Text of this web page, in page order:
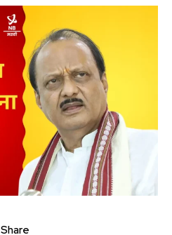
Share